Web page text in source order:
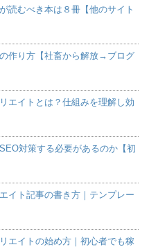
読むべき本は８冊【他のサイト
作り方【社畜から解放→ブログ
エイトとは？仕組みを理解し効
対策する必要があるのか【初
イト記事の書き方｜テンプレー
エイトの始め方｜初心者でも稼